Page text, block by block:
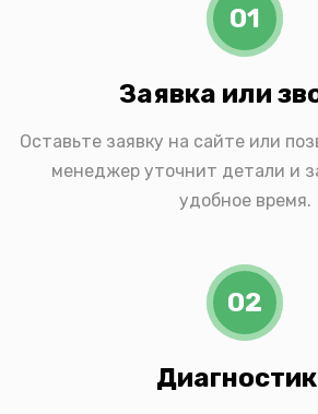
01
Заявка или
Оставьте заявку на сайте или
менеджер уточнит детали и
удобное время.
02